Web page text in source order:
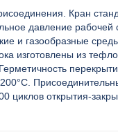
Кран
давление рабочей
и газообразные
изготовлены из
циклов открытия-